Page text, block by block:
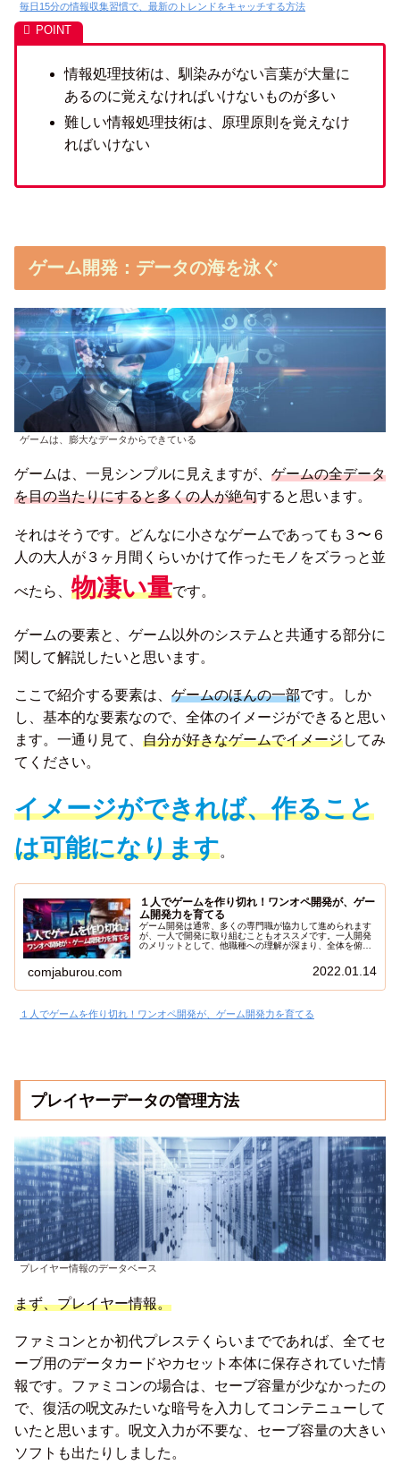
毎日15分の情報収集習慣で、最新のトレンドをキャッチする方法
情報処理技術は、馴染みがない言葉が大量に
あるのに覚えなければいけないものが多い
難しい情報処理技術は、原理原則を覚えなけ
ればいけない
ゲーム開発：データの海を泳ぐ
ゲームは、膨大なデータからできている
ゲームは、一見シンプルに見えますが、 ゲームの全データ
を目の当たりにすると多くの人が絶句すると思います。
それはそうです。どんなに小さなゲームであっても３〜６
人の大人が３ヶ月間くらいかけて作ったモノをズラっと並
べたら、 物凄い量です。
ゲームの要素と、ゲーム以外のシステムと共通する部分に
関して解説したいと思います。
ここで紹介する要素は、 ゲームのほんの一部です。しか
し、基本的な要素なので、全体のイメージができると思い
ます。一通り見て、 自分が好きなゲームでイメージしてみ
てください。
イメージができれば、作ること
は可能になります。
１人でゲームを作り切れ！ワンオペ開発が、ゲー
ム開発力を育てる
ゲーム開発は通常、多くの専門職が協力して進められます
が、一人で開発に取り組むこともオススメです。一人開発
のメリットとして、他職種への理解が深まり、全体を俯瞰
ットの向上にも繋がります。この記事では、初級から上級
までの一人でゲーム開発に挑戦する具体的な方法を紹介し
comjaburou.com 2022.01.14
１人でゲームを作り切れ！ワンオペ開発が、ゲーム開発力を育てる
プレイヤーデータの管理方法
プレイヤー情報のデータベース
まず、プレイヤー情報。
ファミコンとか初代プレステくらいまでであれば、全てセ
ーブ用のデータカードやカセット本体に保存されていた情
報です。ファミコンの場合は、セーブ容量が少なかったの
で、復活の呪文みたいな暗号を入力してコンテニューして
いたと思います。呪文入力が不要な、セーブ容量の大きい
ソフトも出たりしました。